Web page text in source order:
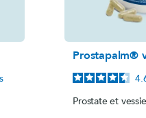
Prostapalm®
Prostate et vessie